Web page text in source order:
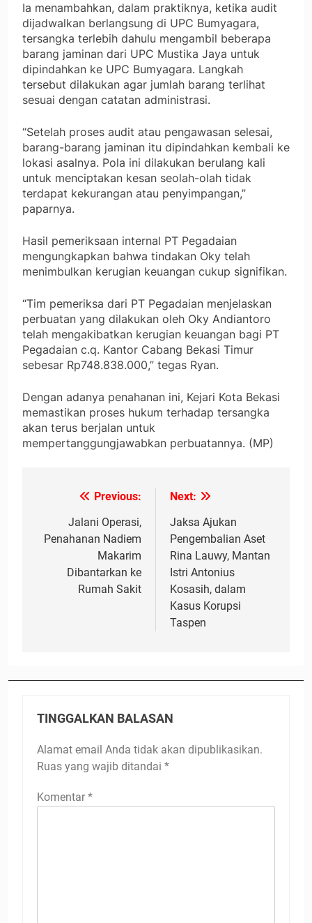
Ia menambahkan, dalam praktiknya, ketika audit
dijadwalkan berlangsung di UPC Bumyagara,
tersangka terlebih dahulu mengambil beberapa
barang jaminan dari UPC Mustika Jaya untuk
dipindahkan ke UPC Bumyagara. Langkah
tersebut dilakukan agar jumlah barang terlihat
sesuai dengan catatan administrasi.
“Setelah proses audit atau pengawasan selesai,
barang-barang jaminan itu dipindahkan kembali ke
lokasi asalnya. Pola ini dilakukan berulang kali
untuk menciptakan kesan seolah-olah tidak
terdapat kekurangan atau penyimpangan,”
paparnya.
Hasil pemeriksaan internal PT Pegadaian
mengungkapkan bahwa tindakan Oky telah
menimbulkan kerugian keuangan cukup signifikan.
“Tim pemeriksa dari PT Pegadaian menjelaskan
perbuatan yang dilakukan oleh Oky Andiantoro
telah mengakibatkan kerugian keuangan bagi PT
Pegadaian c.q. Kantor Cabang Bekasi Timur
sebesar Rp748.838.000,” tegas Ryan.
Dengan adanya penahanan ini, Kejari Kota Bekasi
memastikan proses hukum terhadap tersangka
akan terus berjalan untuk
mempertanggungjawabkan perbuatannya. (MP)
NavigasiPrevious:
Jalani Operasi,
Penahanan Nadiem
Makarim
Dibantarkan ke
Rumah Sakit
Next:
Jaksa Ajukan
Pengembalian Aset
Rina Lauwy, Mantan
Istri Antonius
Kosasih, dalam
Kasus Korupsi
Taspen
TINGGALKAN BALASAN
Alamat email Anda tidak akan dipublikasikan.
Ruas yang wajib ditandai *
Komentar *